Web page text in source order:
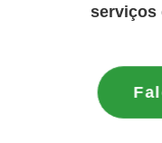
serviços